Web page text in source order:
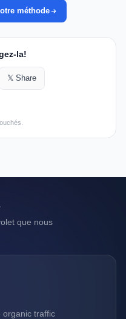
méthode
la!
𝕏 Share
que nous
organic traffic